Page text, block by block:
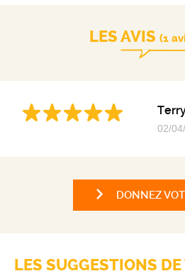
LES AVIS (1
02/
DONNEZ
LES SUGGESTIONS